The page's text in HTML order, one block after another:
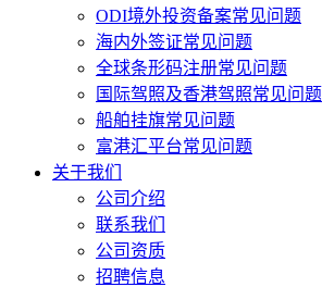
ODI境外投资备案常见问题
海内外签证常见问题
全球条形码注册常见问题
国际驾照及香港驾照常见问题
船舶挂旗常见问题
富港汇平台常见问题
关于我们
公司介绍
联系我们
公司资质
招聘信息